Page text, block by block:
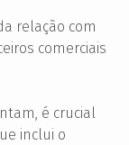
relação com
comerciais
é crucial
inclui o